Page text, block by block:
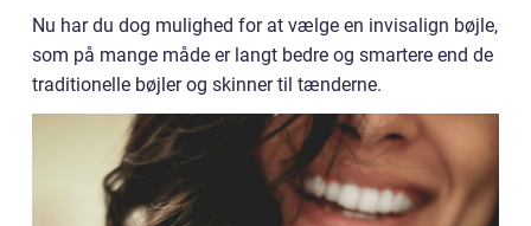
Nu har du dog mulighed for at vælge en invisalign bøjle,
som på mange måde er langt bedre og smartere end de
traditionelle bøjler og skinner til tænderne.